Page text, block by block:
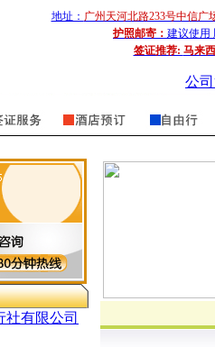
地址： 广州天河北路233号中信广
护照邮寄： 建议使用
签证推荐: 马来
公
社有限公司